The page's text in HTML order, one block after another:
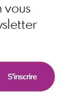
vous